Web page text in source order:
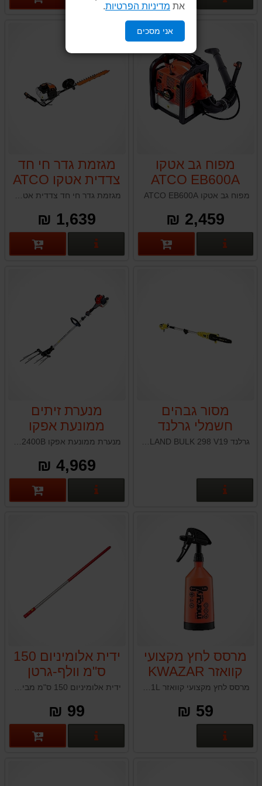
את מדיניות הפרטיות.
אני מסכים
מפוח גב אטקו
ATCO EB600A
מפוח גב אטקו ATCO EB600A
2,459 ₪
פרטים נוספים
מגזמת גדר חי חד
צדדית אטקו ATCO
L700D
1,639 ₪
פרטים נוספים
מסור גבהים
חשמלי גרלנד
GARLAND BULK
מנערת זיתים
ממונעת אפקו
EFCO DS3000B
4,969 ₪
פרטים נוספים
מרסס לחץ מקצועי
קוואזר KWAZAR
MERCURY
SUPER 360 1L
מרסס לחץ מקצועי קוואזר KWAZAR MERCURY SUPER 360 1L תוצרת פולין
59 ₪
ידית אלומיניום 150
ס"מ וולף-גרטן
WOLF-GARTEN
ZM-I15
ידית אלומיניום 150 ס"מ מבית וולף-גרטן WOLF-GARTEN דגם: ZM-I15
99 ₪
פרטים נוספים